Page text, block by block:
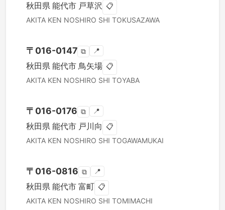
秋田県 能代市 戸草沢 📋
AKITA KEN NOSHIRO SHI TOKUSAZAWA
〒 016-0147 ⧉ 📍
秋田県 能代市 鳥矢場 📋
AKITA KEN NOSHIRO SHI TOYABA
〒 016-0176 ⧉ 📍
秋田県 能代市 戸川向 📋
AKITA KEN NOSHIRO SHI TOGAWAMUKAI
〒 016-0816 ⧉ 📍
秋田県 能代市 富町 📋
AKITA KEN NOSHIRO SHI TOMIMACHI